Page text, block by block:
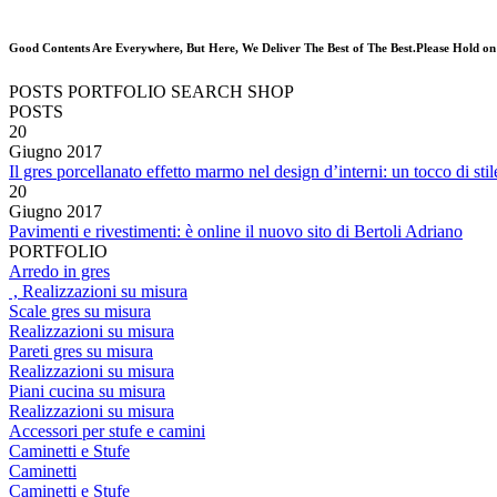
Good Contents Are Everywhere, But Here, We Deliver The Best of The Best.Please Hold
POSTS PORTFOLIO SEARCH SHOP
POSTS
20
Giugno 2017
Il gres porcellanato effetto marmo nel design d’interni: un tocco di
20
Giugno 2017
Pavimenti e rivestimenti: è online il nuovo sito di Bertoli Adriano
PORTFOLIO
Arredo in gres
, Realizzazioni su misura
Scale gres su misura
Realizzazioni su misura
Pareti gres su misura
Realizzazioni su misura
Piani cucina su misura
Realizzazioni su misura
Accessori per stufe e camini
Caminetti e Stufe
Caminetti
Caminetti e Stufe